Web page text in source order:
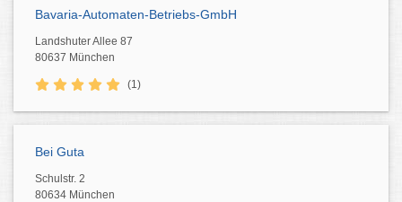
Bavaria-Automaten-Betriebs-GmbH
Landshuter Allee 87
80637 München
(1)
Bei Guta
Schulstr. 2
80634 München